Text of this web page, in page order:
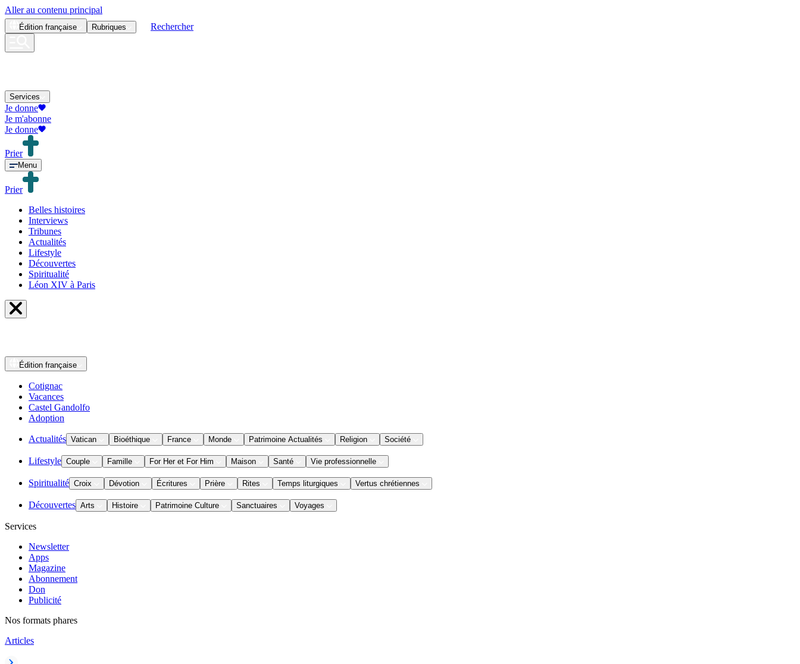
Aller au contenu principal
Édition française Rubriques Rechercher
Services
Je donne
Je m'abonne
Je donne
Prier
Menu
Prier
Belles histoires
Interviews
Tribunes
Actualités
Lifestyle
Découvertes
Spiritualité
Léon XIV à Paris
Édition française
Cotignac
Vacances
Castel Gandolfo
Adoption
Actualités Vatican Bioéthique France Monde Patrimoine Actualités Religion Société
Lifestyle Couple Famille For Her et For Him Maison Santé Vie professionnelle
Spiritualité Croix Dévotion Écritures Prière Rites Temps liturgiques Vertus chrétiennes
Découvertes Arts Histoire Patrimoine Culture Sanctuaires Voyages
Services
Newsletter
Apps
Magazine
Abonnement
Don
Publicité
Nos formats phares
Articles